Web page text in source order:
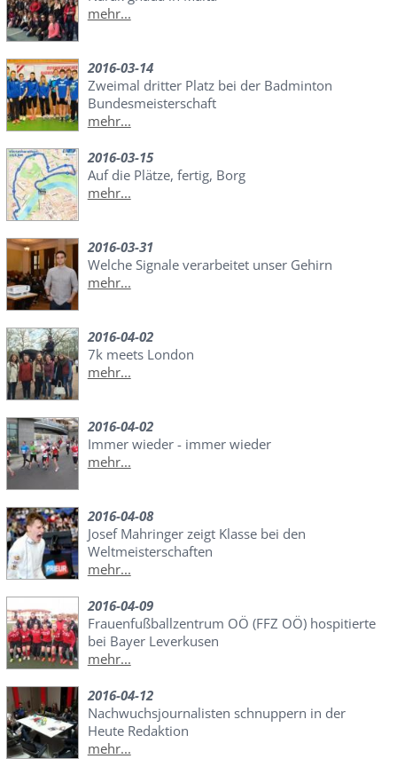
mehr...
2016-03-14
Zweimal dritter Platz bei der Badminton
Bundesmeisterschaft
mehr...
2016-03-15
Auf die Plätze, fertig, Borg
mehr...
2016-03-31
Welche Signale verarbeitet unser Gehirn
mehr...
2016-04-02
7k meets London
mehr...
2016-04-02
Immer wieder - immer wieder
mehr...
2016-04-08
Josef Mahringer zeigt Klasse bei den
Weltmeisterschaften
mehr...
2016-04-09
Frauenfußballzentrum OÖ (FFZ OÖ) hospitierte
bei Bayer Leverkusen
mehr...
2016-04-12
Nachwuchsjournalisten schnuppern in der
Heute Redaktion
mehr...